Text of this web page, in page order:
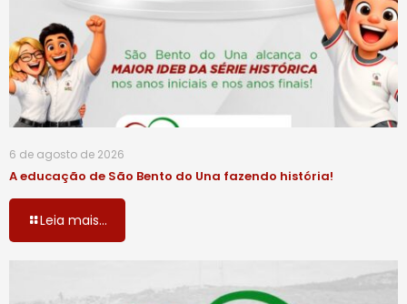
6 de agosto de 2026
A educação de São Bento do Una fazendo história!
Leia mais...